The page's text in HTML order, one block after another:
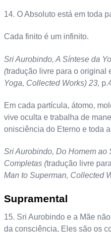
14. O Absoluto está em toda
Cada finito é um infinito.
Sri Aurobindo, A Síntese da
(tradução livre para o original
Yoga, Collected Works) 23,
Em cada partícula, átomo,
vive oculta e trabalha de
onisciência do Eterno e toda
Sri Aurobindo, Do Homem ao
Completas (tradução livre
Man to Superman, Collected
Supramental
15. Sri Aurobindo e a Mãe
da consciência, Eles são os